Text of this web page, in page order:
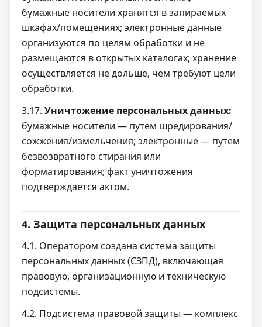
бумажные носители хранятся в запираемых
шкафах/помещениях; электронные данные
организуются по целям обработки и не
размещаются в открытых каталогах; хранение
осуществляется не дольше, чем требуют цели
обработки.
3.17. Уничтожение персональных данных:
бумажные носители — путем шредирования/
сожжения/измельчения; электронные — путем
безвозвратного стирания или
форматирования; факт уничтожения
подтверждается актом.
4. Защита персональных данных
4.1. Оператором создана система защиты
персональных данных (СЗПД), включающая
правовую, организационную и техническую
подсистемы.
4.2. Подсистема правовой защиты — комплекс